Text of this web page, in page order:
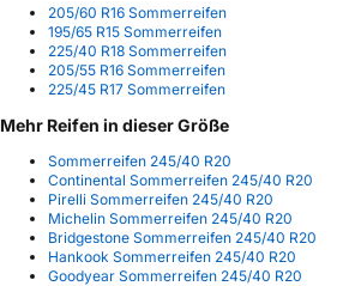
205/60 R16 Sommerreifen
195/65 R15 Sommerreifen
225/40 R18 Sommerreifen
205/55 R16 Sommerreifen
225/45 R17 Sommerreifen
Mehr Reifen in dieser Größe
Sommerreifen 245/40 R20
Continental Sommerreifen 245/40 R20
Pirelli Sommerreifen 245/40 R20
Michelin Sommerreifen 245/40 R20
Bridgestone Sommerreifen 245/40 R20
Hankook Sommerreifen 245/40 R20
Goodyear Sommerreifen 245/40 R20